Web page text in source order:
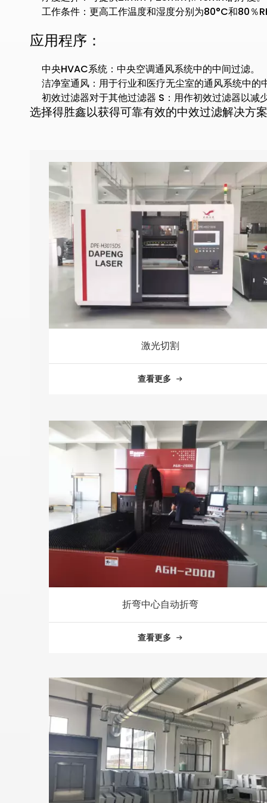
工作条件：更高工作温度和湿度分别为80°C和80％
应用程序：
中央HVAC系统：中央空调通风系统中的中间过滤。
洁净室通风：用于行业和医疗无尘室的通风系统中
初效过滤器对于其他过滤器 S：用作初效过滤器以
选择得胜鑫以获得可靠有效的中效过滤解决方
激光切割
查看更多
折弯中心自动折弯
查看更多